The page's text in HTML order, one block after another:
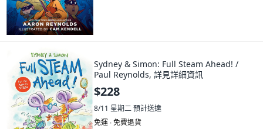
Sydney & Simon: Full Steam Ahead! /
Paul Reynolds, 詳見詳細資訊
$228
8/11 星期二預計送達
免運 ∙ 免費退貨